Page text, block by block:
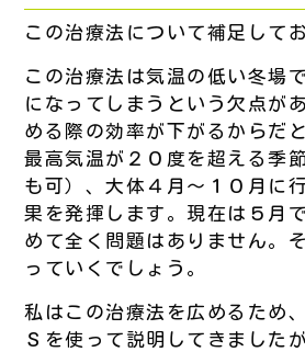
この治療法について補足して
この治療法は気温の低い冬場
になってしまうという欠点が
める際の効率が下がるからだ
最高気温が２０度を超える季
も可）、大体４月～１０月に
果を発揮します。現在は５月
めて全く問題はありません。
っていくでしょう。
私はこの治療法を広めるため
Ｓを使って説明してきました